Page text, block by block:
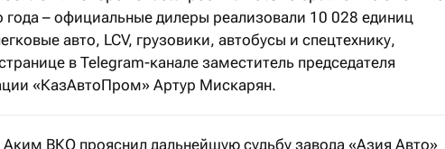
– официальные дилеры реализовали 10 028 единиц
авто, LCV, грузовики, автобусы и спецтехнику,
в Telegram-канале заместитель председателя
«КазАвтоПром» Артур Мискарян.
Аким ВКО прояснил дальнейшую судьбу завода «Азия Авто»